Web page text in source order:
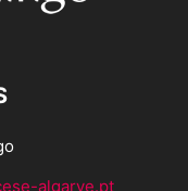
algarve.pt